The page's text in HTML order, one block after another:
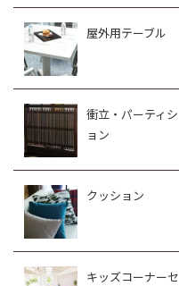
屋外用テーブル
衝立・パーティシ
ョン
クッション
キッズコーナーセ